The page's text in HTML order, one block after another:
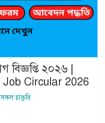
বিজ্ঞপ্তি ২০২৬ |
Circular 2026
চাকুরি